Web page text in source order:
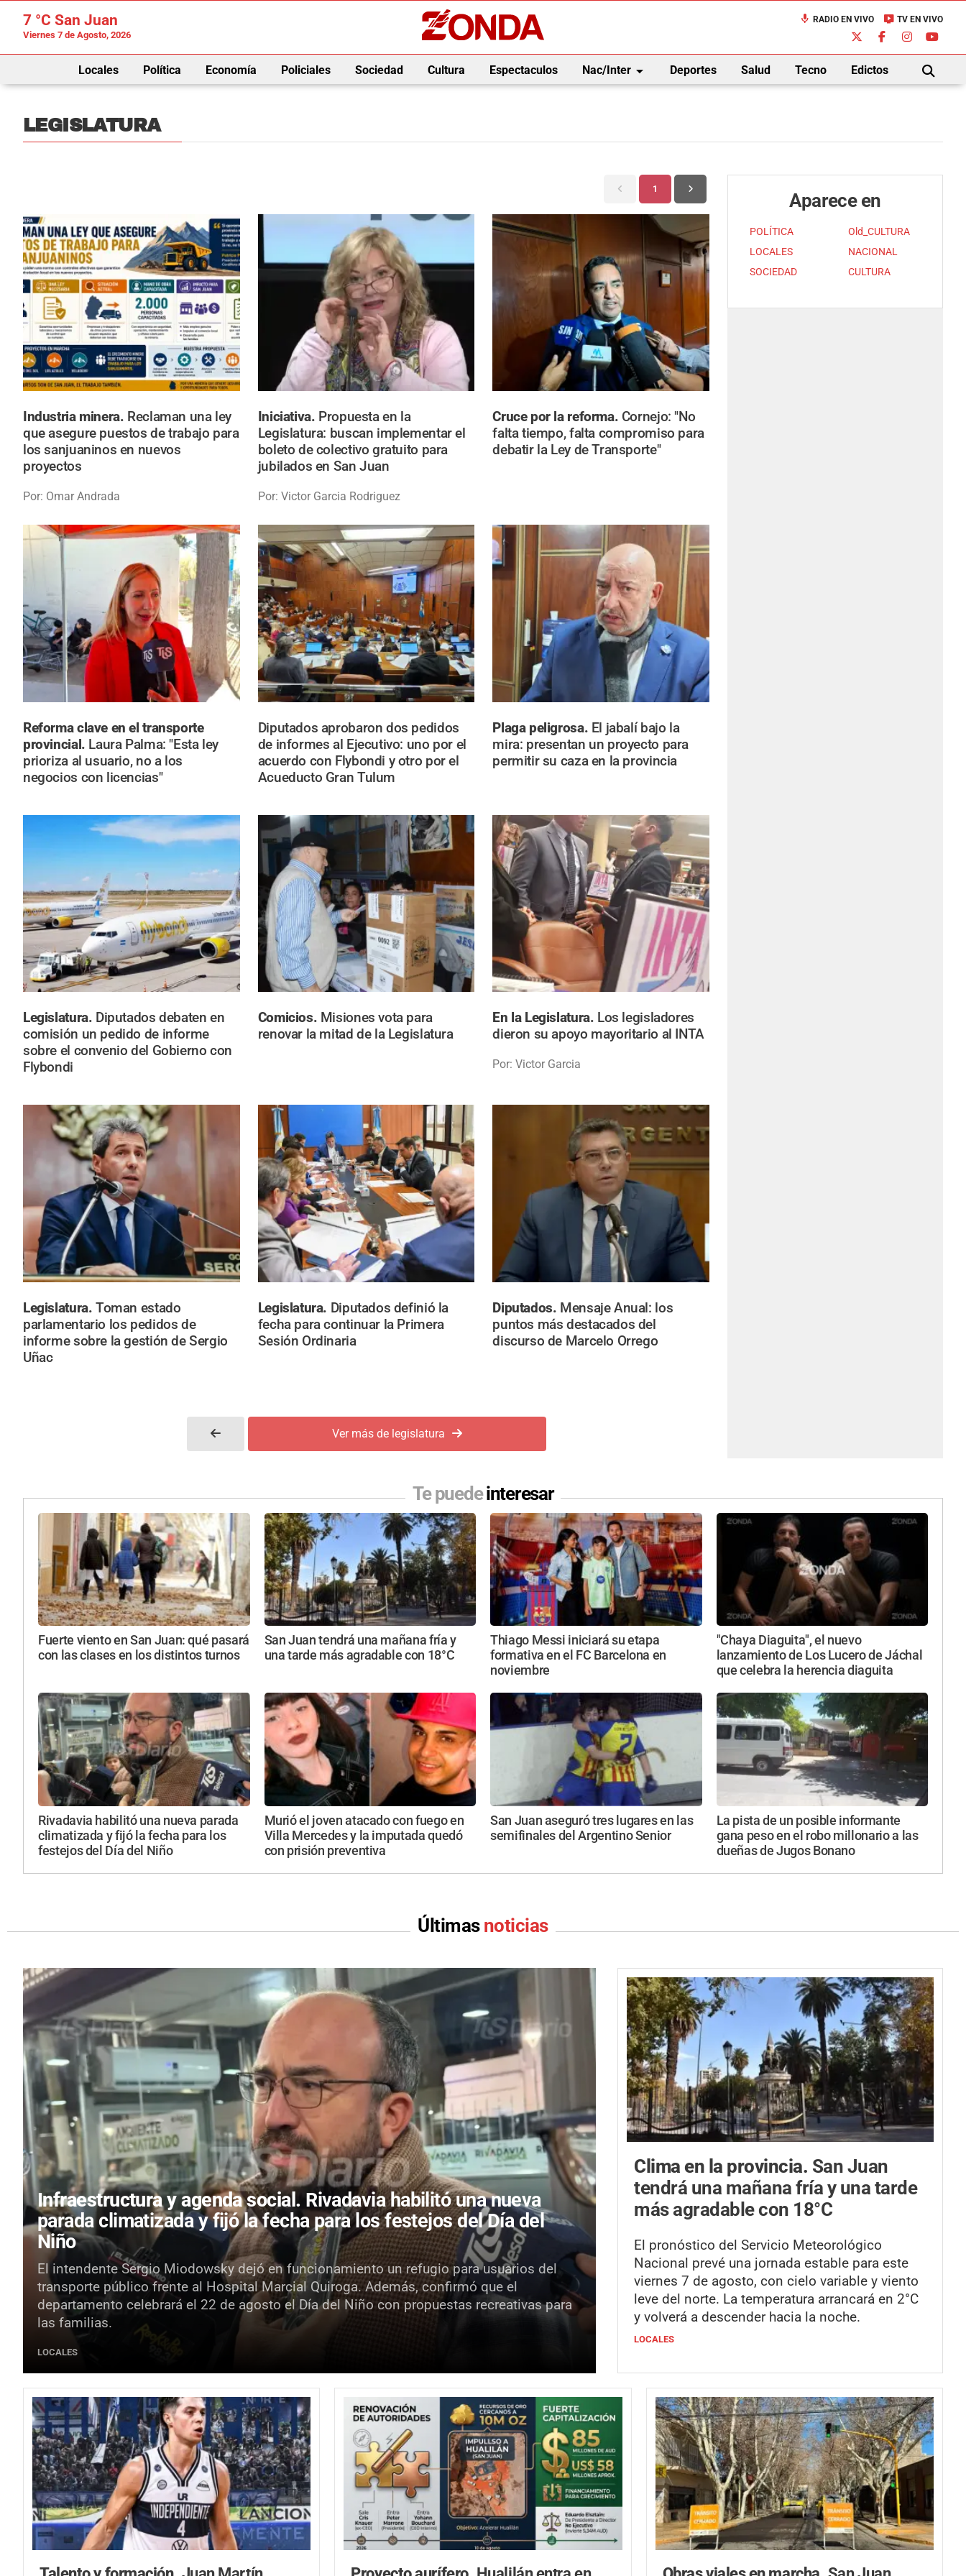
7 °C San Juan
Viernes 7 de Agosto, 2026
mic RADIO EN VIVO live_tv TV EN VIVO
Locales Política Economía Policiales Sociedad Cultura Espectaculos Nac/Interarrow_drop_down Deportes Salud Tecno Edictos
BUSCAR
LEGISLATURA
1
Industria minera. Reclaman una ley
que asegure puestos de trabajo para
los sanjuaninos en nuevos
proyectos
Por: Omar Andrada
Iniciativa. Propuesta en la
Legislatura: buscan implementar el
boleto de colectivo gratuito para
jubilados en San Juan
Por: Victor Garcia Rodriguez
Cruce por la reforma. Cornejo: "No
falta tiempo, falta compromiso para
debatir la Ley de Transporte"
Reforma clave en el transporte
provincial. Laura Palma: "Esta ley
prioriza al usuario, no a los
negocios con licencias"
Diputados aprobaron dos pedidos
de informes al Ejecutivo: uno por el
acuerdo con Flybondi y otro por el
Acueducto Gran Tulum
Plaga peligrosa. El jabalí bajo la
mira: presentan un proyecto para
permitir su caza en la provincia
Legislatura. Diputados debaten en
comisión un pedido de informe
sobre el convenio del Gobierno con
Flybondi
Comicios. Misiones vota para
renovar la mitad de la Legislatura
En la Legislatura. Los legisladores
dieron su apoyo mayoritario al INTA
Por: Victor Garcia
Legislatura.Toman estado
parlamentario los pedidos de
informe sobre la gestión de Sergio
Uñac
Legislatura. Diputados definió la
fecha para continuar la Primera
Sesión Ordinaria
Diputados. Mensaje Anual: los
puntos más destacados del
discurso de Marcelo Orrego
Ver más de legislatura
Aparece en
POLÍTICA
LOCALES
SOCIEDAD
Old_CULTURA
NACIONAL
CULTURA
Te puedeinteresar
Fuerte viento en San Juan: qué pasará
con las clases en los distintos turnos
San Juan tendrá una mañana fría y
una tarde más agradable con 18°C
Thiago Messi iniciará su etapa
formativa en el FC Barcelona en
noviembre
"Chaya Diaguita", el nuevo
lanzamiento de Los Lucero de Jáchal
que celebra la herencia diaguita
Rivadavia habilitó una nueva parada
climatizada y fijó la fecha para los
festejos del Día del Niño
Murió el joven atacado con fuego en
Villa Mercedes y la imputada quedó
con prisión preventiva
San Juan aseguró tres lugares en las
semifinales del Argentino Senior
La pista de un posible informante
gana peso en el robo millonario a las
dueñas de Jugos Bonano
Últimas noticias
Infraestructura y agenda social.Rivadavia habilitó una nueva
parada climatizada y fijó la fecha para los festejos del Día del
Niño
El intendente Sergio Miodowsky dejó en funcionamiento un refugio para usuarios del
transporte público frente al Hospital Marcial Quiroga. Además, confirmó que el
departamento celebrará el 22 de agosto el Día del Niño con propuestas recreativas para
las familias.
LOCALES
Clima en la provincia. San Juan
tendrá una mañana fría y una tarde
más agradable con 18°C
El pronóstico del Servicio Meteorológico
Nacional prevé una jornada estable para este
viernes 7 de agosto, con cielo variable y viento
leve del norte. La temperatura arrancará en 2°C
y volverá a descender hacia la noche.
LOCALES